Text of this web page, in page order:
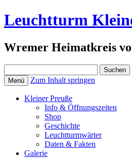
Leuchtturm
Wremer Heimatkreis
nach:
Menü Zum Inhalt springen
Kleiner Preuße
Info & Öffnungszeiten
Shop
Geschichte
Leuchtturmwärter
Daten & Fakten
Galerie